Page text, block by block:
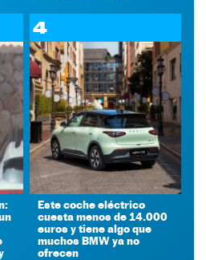
4
Este coche eléctrico
cuesta menos de 14.000
euros y tiene algo que
muchos BMW ya no
ofrecen